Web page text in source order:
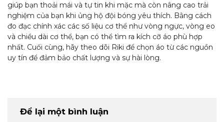
giúp bạn thoải mái và tự tin khi mặc mà còn nâng cao trải
nghiệm của bạn khi ủng hộ đội bóng yêu thích. Bằng cách
đo đạc chính xác các số liệu cơ thể như vòng ngực, vòng eo
và chiều dài cơ thể, bạn có thể tìm ra kích cỡ áo phù hợp
nhất. Cuối cùng, hãy theo dõi Riki để chọn áo từ các nguồn
uy tín để đảm bảo chất lượng và sự hài lòng.
Để lại một bình luận